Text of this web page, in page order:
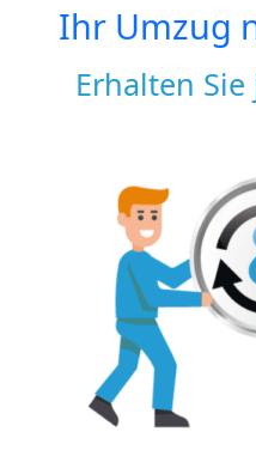
Ihr Umzug
Erhalten